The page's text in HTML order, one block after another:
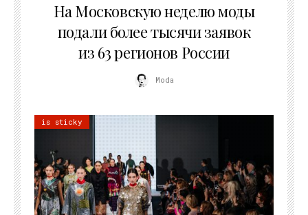
На Московскую неделю моды
подали более тысячи заявок
из 63 регионов России
Moda
is sticky